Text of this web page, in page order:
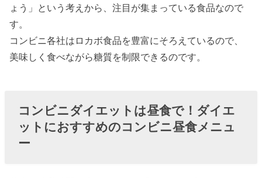
おやつ
スクリ
ームや
» ダイエ
ット中
ょう」という考えから、注目が集まっている食品なので
す。
コンビニ各社はロカボ食品を豊富にそろえているので、
美味しく食べながら糖質を制限できるのです。
コンビニダイエットは昼食で！ダイエ
ットにおすすめのコンビニ昼食メニュ
ー